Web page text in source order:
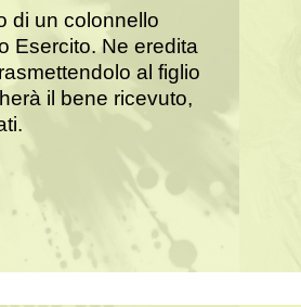
di un colonnello
Esercito. Ne eredita
al figlio
il bene ricevuto,